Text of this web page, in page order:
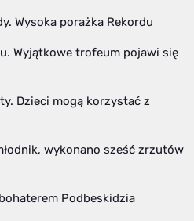
Wysoka porażka Rekordu
Wyjątkowe trofeum pojawi się
Dzieci mogą korzystać z
wykonano sześć zrzutów
Podbeskidzia